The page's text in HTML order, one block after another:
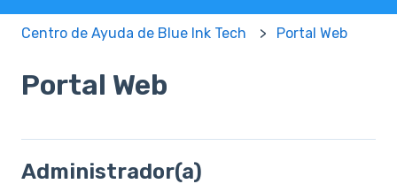
Centro de Ayuda de Blue Ink Tech Portal Web
Portal Web
Administrador(a)